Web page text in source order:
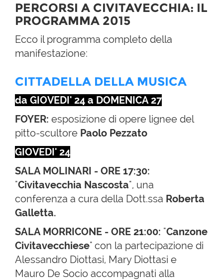
PERCORSI A CIVITAVECCHIA: IL
PROGRAMMA 2015
Ecco il programma completo della
manifestazione:
CITTADELLA DELLA MUSICA
da GIOVEDI' 24 a DOMENICA 27
FOYER: esposizione di opere lignee del
pitto-scultore Paolo Pezzato
GIOVEDI' 24
SALA MOLINARI - ORE 17:30:
"Civitavecchia Nascosta", una
conferenza a cura della Dott.ssa Roberta
Galletta.
SALA MORRICONE - ORE 21:00: "Canzone
Civitavecchiese" con la partecipazione di
Alessandro Diottasi, Mary Diottasi e
Mauro De Socio accompagnati alla